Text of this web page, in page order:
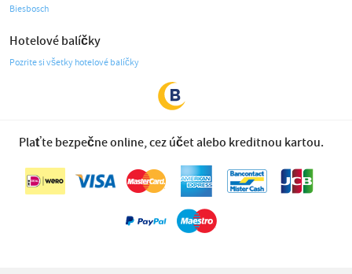
Biesbosch
Hotelové balíčky
Pozrite si všetky hotelové balíčky
Plaťte bezpečne online, cez účet alebo kreditnou kartou.